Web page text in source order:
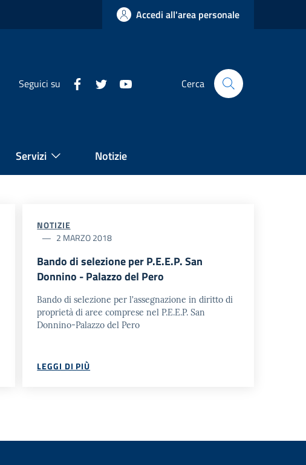
Accedi all'area personale
Seguici su Cerca
Servizi Notizie
NOTIZIE
2 MARZO 2018
Bando di selezione per P.E.E.P. San
Donnino - Palazzo del Pero
Bando di selezione per l'assegnazione in diritto di
proprietà di aree comprese nel P.E.E.P. San
Donnino-Palazzo del Pero
LEGGI DI PIÙ